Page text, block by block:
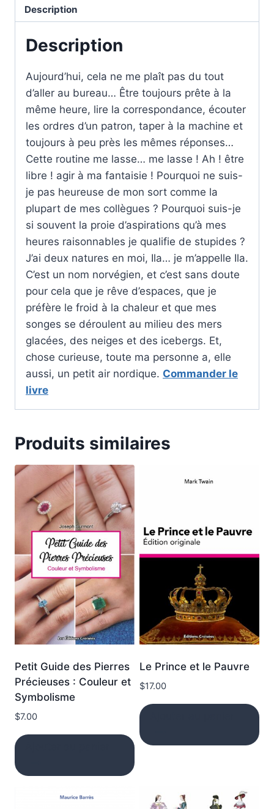
Description
Description
Aujourd’hui, cela ne me plaît pas du tout
d’aller au bureau… Être toujours prête à la
même heure, lire la correspondance, écouter
les ordres d’un patron, taper à la machine et
toujours à peu près les mêmes réponses…
Cette routine me lasse… me lasse ! Ah ! être
libre ! agir à ma fantaisie ! Pourquoi ne suis-
je pas heureuse de mon sort comme la
plupart de mes collègues ? Pourquoi suis-je
si souvent la proie d’aspirations qu’à mes
heures raisonnables je qualifie de stupides ?
J’ai deux natures en moi, Ila… je m’appelle Ila.
C’est un nom norvégien, et c’est sans doute
pour cela que je rêve d’espaces, que je
préfère le froid à la chaleur et que mes
songes se déroulent au milieu des mers
glacées, des neiges et des icebergs. Et,
chose curieuse, toute ma personne a, elle
aussi, un petit air nordique. Commander le
livre
Produits similaires
Petit Guide des Pierres
Précieuses : Couleur et
Symbolisme
$7.00
Le Prince et le Pauvre
$17.00